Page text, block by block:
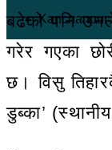
Kanchanpur
बढेको पनि
गरेर गएका
छ। विसु
डुब्का’